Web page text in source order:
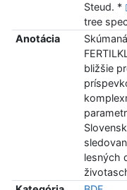
Steud. *
tree
Anotácia
bližšie
lesných